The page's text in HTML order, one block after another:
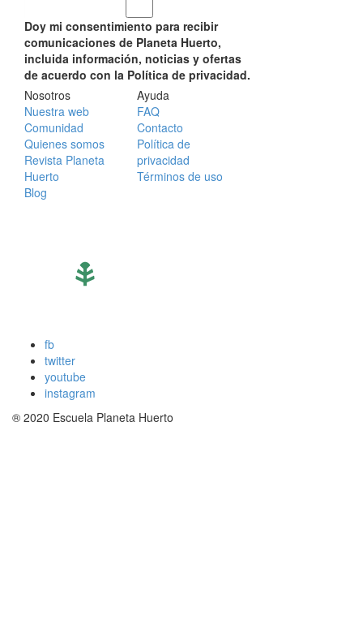
Doy mi consentimiento para recibir
comunicaciones de Planeta Huerto,
incluida información, noticias y ofertas
de acuerdo con la Política de privacidad.
Nosotros
Nuestra web
Comunidad
Quienes somos
Revista Planeta
Huerto
Blog
Ayuda
FAQ
Contacto
Política de
privacidad
Términos de uso
fb
twitter
youtube
instagram
® 2020 Escuela Planeta Huerto